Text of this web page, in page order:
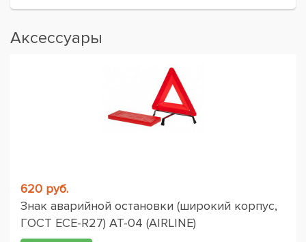
Аксессуары
620 руб.
Знак аварийной остановки (широкий корпус,
ГОСТ ЕСЕ-R27) AT-04 (AIRLINE)